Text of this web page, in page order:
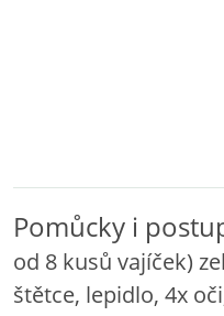
Pomůcky i
od 8 kusů vajíček)
štětce, lepidlo, 4x